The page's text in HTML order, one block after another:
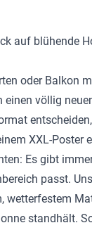
auf blühende
oder Balkon
einen völlig
XXL-Poster
Es gibt
passt.
wetterfestem
standhält.